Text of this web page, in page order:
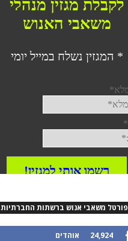
פורטל משאבי אנוש ברשתות החברתיות
24,924 אוהדים